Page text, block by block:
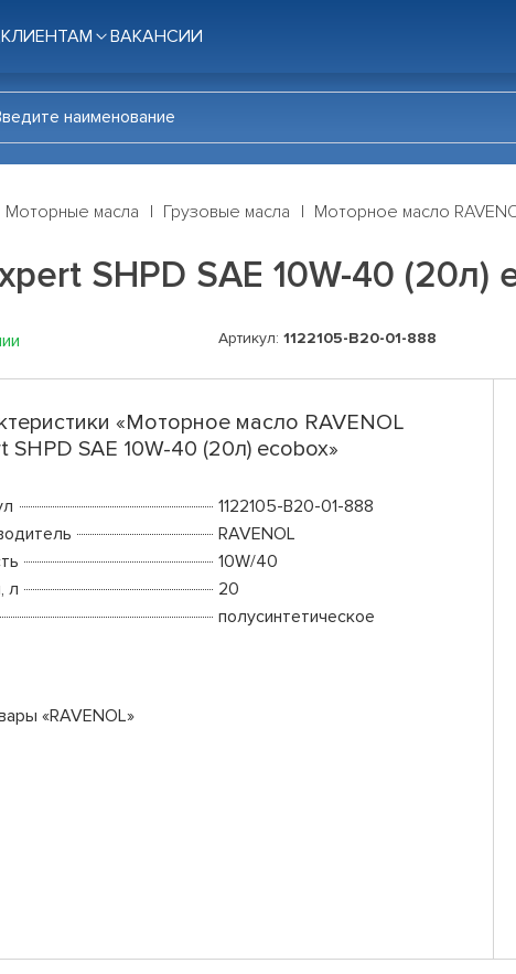
КЛИЕНТАМ ВАКАНСИИ
Моторные масла Грузовые масла Моторное масло
SHPD SAE 10W-40 (20л)
Артикул: 1122105-B20-01-888
«Моторное масло RAVENOL
SHPD SAE 10W-40 (20л) ecobox»
1122105-B20-01-888
RAVENOL
10W/40
л
20
полусинтетическое
«RAVENOL»